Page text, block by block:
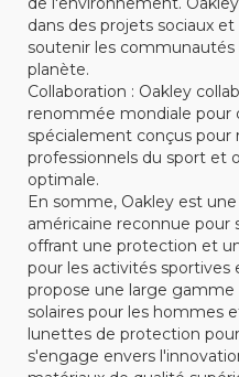
dans des projets sociaux
soutenir les
planète.
Collaboration : Oakley
renommée mondiale pour
spécialement conçus pour
professionnels du sport et
optimale.
En somme, Oakley est
américaine reconnue pour
offrant une protection et
pour les activités sportives
propose une large
solaires pour les hommes
lunettes de protection
s'engage envers